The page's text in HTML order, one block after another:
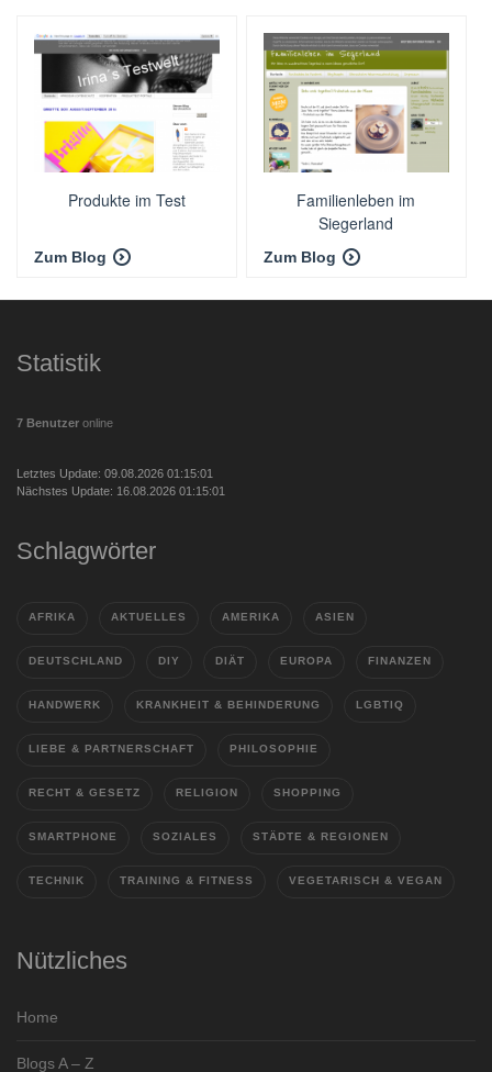
Produkte im Test
Zum Blog
Familienleben im
Siegerland
Zum Blog
Statistik
7 Benutzer online
Letztes Update: 09.08.2026 01:15:01
Nächstes Update: 16.08.2026 01:15:01
Schlagwörter
AFRIKA AKTUELLES AMERIKA ASIEN
DEUTSCHLAND DIY DIÄT EUROPA FINANZEN
HANDWERK KRANKHEIT & BEHINDERUNG LGBTIQ
LIEBE & PARTNERSCHAFT PHILOSOPHIE
RECHT & GESETZ RELIGION SHOPPING
SMARTPHONE SOZIALES STÄDTE & REGIONEN
TECHNIK TRAINING & FITNESS VEGETARISCH & VEGAN
Nützliches
Home
Blogs A – Z